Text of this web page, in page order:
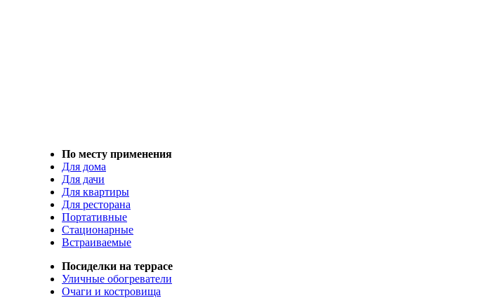
По месту применения
Для дома
Для дачи
Для квартиры
Для ресторана
Портативные
Стационарные
Встраиваемые
Посиделки на террасе
Уличные обогреватели
Очаги и костровища